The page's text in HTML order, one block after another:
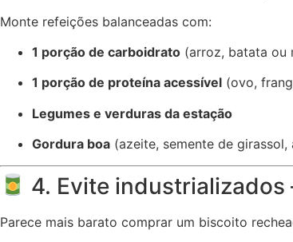
Monte refeições balanceadas com:
1 porção de carboidrato (arroz, batata ou
1 porção de proteína acessível (ovo,
Legumes e verduras da estação
Gordura boa (azeite, semente de girassol,
4. Evite industrializados
Parece mais barato comprar um biscoito